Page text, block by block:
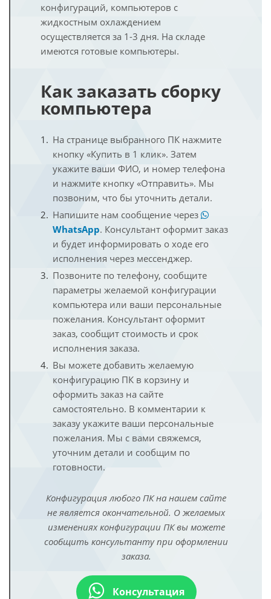
конфигураций, компьютеров с
жидкостным охлаждением
осуществляется за 1-3 дня. На складе
имеются готовые компьютеры.
Как заказать сборку
компьютера
На странице выбранного ПК нажмите
кнопку «Купить в 1 клик». Затем
укажите ваши ФИО, и номер телефона
и нажмите кнопку «Отправить». Мы
позвоним, что бы уточнить детали.
Напишите нам сообщение через
WhatsApp. Консультант оформит заказ
и будет информировать о ходе его
исполнения через мессенджер.
Позвоните по телефону, сообщите
параметры желаемой конфигурации
компьютера или ваши персональные
пожелания. Консультант оформит
заказ, сообщит стоимость и срок
исполнения заказа.
Вы можете добавить желаемую
конфигурацию ПК в корзину и
оформить заказ на сайте
самостоятельно. В комментарии к
заказу укажите ваши персональные
пожелания. Мы с вами свяжемся,
уточним детали и сообщим по
готовности.
Конфигурация любого ПК на нашем сайте
не является окончательной. О желаемых
изменениях конфигурации ПК вы можете
сообщить консультанту при оформлении
заказа.
Консультация